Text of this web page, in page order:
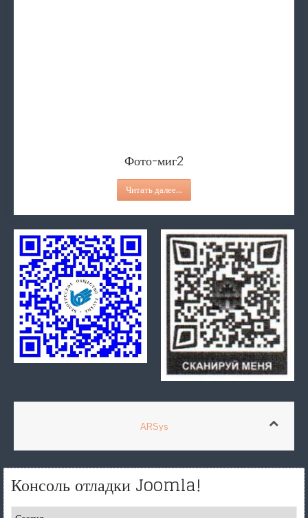
Делаем невозможное возможным!
Читать далее...
ARSys
Консоль отладки Joomla!
Использование памяти
Запросы к базе данных